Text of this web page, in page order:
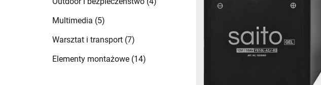
Multimedia (5)
Warsztat i transport (7)
Elementy montażowe (14)